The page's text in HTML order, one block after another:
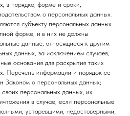
в порядке, форме и сроки,
о персональных данных.
субъекту персональных данных
форме, и в них не должны
данные, относящиеся к другим
данных, за исключением случаев,
основания для раскрытия таких
Перечень информации и порядок ее
Законом о персональных данных;
своих персональных данных, их
в случае, если персональные
устаревшими, недостоверными,